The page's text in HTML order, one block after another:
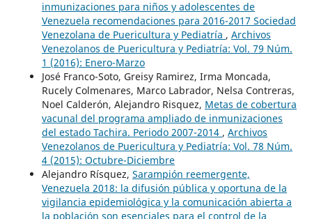
inmunizaciones para niños y adolescentes de
Venezuela recomendaciones para 2016-2017 Sociedad
Venezolana de Puericultura y Pediatría , Archivos
Venezolanos de Puericultura y Pediatría: Vol. 79 Núm.
1 (2016): Enero-Marzo
José Franco-Soto, Greisy Ramirez, Irma Moncada,
Rucely Colmenares, Marco Labrador, Nelsa Contreras,
Noel Calderón, Alejandro Risquez, Metas de cobertura
vacunal del programa ampliado de inmunizaciones
del estado Tachira. Periodo 2007-2014 , Archivos
Venezolanos de Puericultura y Pediatría: Vol. 78 Núm.
4 (2015): Octubre-Diciembre
Alejandro Rísquez, Sarampión reemergente,
Venezuela 2018: la difusión pública y oportuna de la
vigilancia epidemiológica y la comunicación abierta a
la población son esenciales para el control de la